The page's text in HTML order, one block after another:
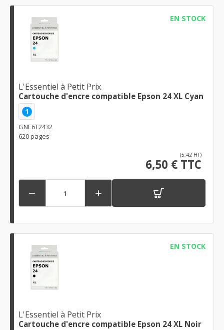
EN STOCK
L'Essentiel à Petit Prix
Cartouche d'encre compatible Epson 24 XL Cyan
1
GNE6T2432
620 pages
(5,42 HT)
6,50 € TTC
 
EN STOCK
L'Essentiel à Petit Prix
Cartouche d'encre compatible Epson 24 XL Noir